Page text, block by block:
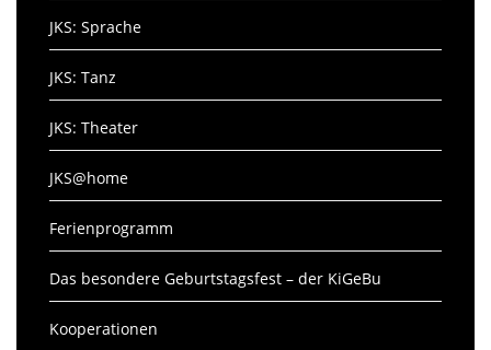
JKS: Sprache
JKS: Tanz
JKS: Theater
JKS@home
Ferienprogramm
Das besondere Geburtstagsfest – der KiGeBu
Kooperationen